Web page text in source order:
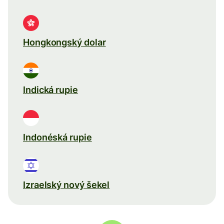
Hongkongský dolar
Indická rupie
Indonéská rupie
Izraelský nový šekel